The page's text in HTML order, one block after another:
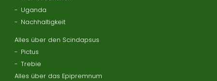
Uganda
Nachhaltigkeit
Alles über den Scindapsus
Pictus
Trebie
Alles über das Epipremnum